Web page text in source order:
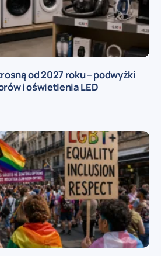
od 2027 roku – podwyżki
i oświetlenia LED